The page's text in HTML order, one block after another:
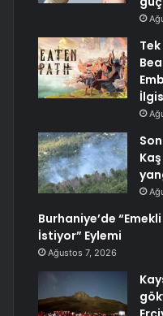
Burhaniye’de
İstiyor” Eylemi
Ağustos 7, 2026